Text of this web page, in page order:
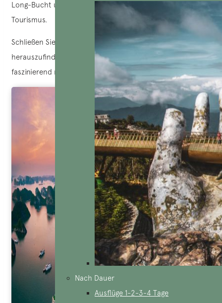
Nach Dauer
Ausflüge 1-2-3-4 Tage
Long-Bucht und ein Stolz für den vietnamesischen
Tourismus.
Schließen Sie sich AucoeurVietnaman, um
herauszufinden, was diesen Ort für so viele Reisende so
faszinierend macht!